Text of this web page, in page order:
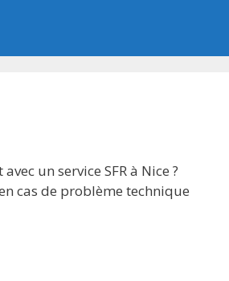
un service SFR à Nice ?
cas de problème technique